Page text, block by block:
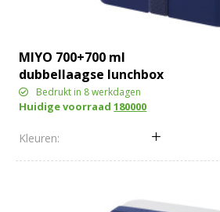
MIYO 700+700 ml
dubbellaagse lunchbox
Bedrukt in 8 werkdagen
Huidige voorraad180000